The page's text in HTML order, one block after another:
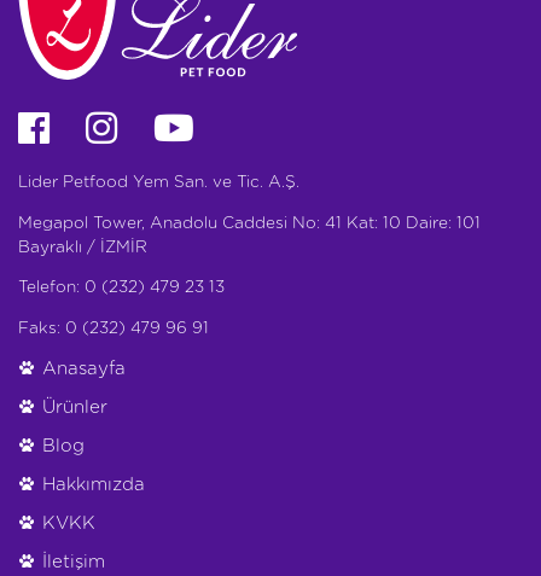
Lider Petfood Yem San. ve Tic. A.Ş.
Megapol Tower, Anadolu Caddesi No: 41 Kat: 10 Daire: 101
Bayraklı / İZMİR
Telefon: 0 (232) 479 23 13
Faks: 0 (232) 479 96 91
Anasayfa
Ürünler
Blog
Hakkımızda
KVKK
İletişim